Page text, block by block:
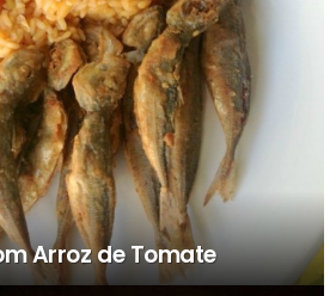
Arroz de Tomate